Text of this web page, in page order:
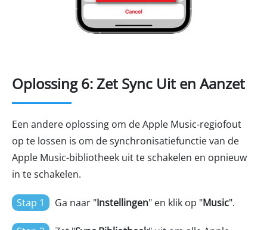
Oplossing 6: Zet Sync Uit en Aanzet
Een andere oplossing om de Apple Music-regiofout
op te lossen is om de synchronisatiefunctie van de
Apple Music-bibliotheek uit te schakelen en opnieuw
in te schakelen.
Stap 1 Ga naar "Instellingen" en klik op "Music".